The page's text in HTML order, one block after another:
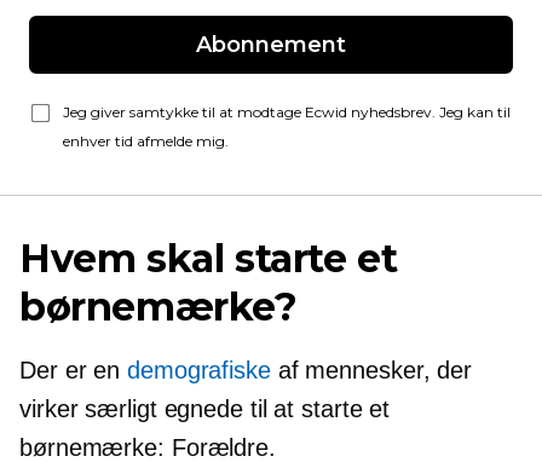
Abonnement
Jeg giver samtykke til at modtage Ecwid nyhedsbrev. Jeg kan til
enhver tid afmelde mig.
Hvem skal starte et
børnemærke?
Der er endemografiskeaf mennesker, der
virker særligt egnede til at starte et
børnemærke: Forældre.